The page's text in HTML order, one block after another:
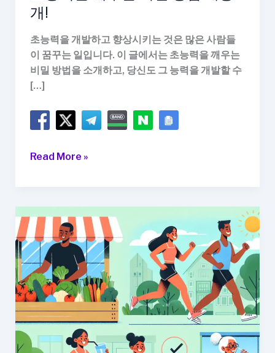
개!
초능력을 개발하고 향상시키는 것은 많은 사람들
이 꿈꾸는 일입니다. 이 글에서는 초능력을 깨우는
비밀 방법을 소개하고, 당신도 그 능력을 개발할 수
[…]
초
깨
우
는
비
밀
방
법
대
공
Read More »